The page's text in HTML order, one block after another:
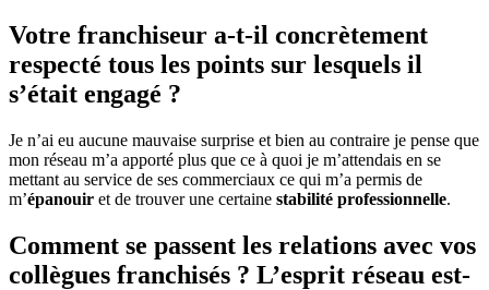
Votre franchiseur a-t-il concrètement
respecté tous les points sur lesquels il
s’était engagé ?
Je n’ai eu aucune mauvaise surprise et bien au contraire je pense que
mon réseau m’a apporté plus que ce à quoi je m’attendais en se
mettant au service de ses commerciaux ce qui m’a permis de
m’épanouir et de trouver une certaine stabilité professionnelle.
Comment se passent les relations avec vos
collègues franchisés ? L’esprit réseau est-